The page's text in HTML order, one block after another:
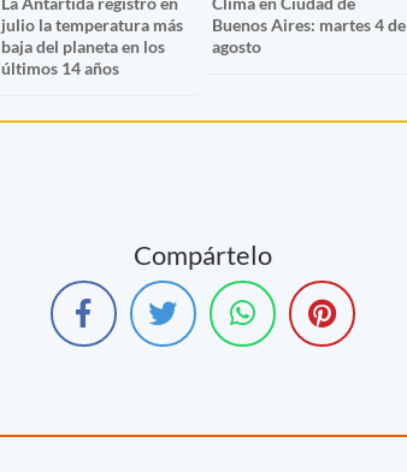
julio la temperatura más
baja del planeta en los
últimos 14 años
Buenos Aires: martes 4 de
agosto
Compártelo